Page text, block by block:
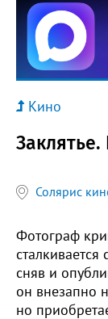
Кино
Солярис
Фотограф
сняв и
он внезапно
но